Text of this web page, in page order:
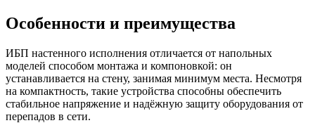
Особенности и преимущества
ИБП настенного исполнения отличается от напольных
моделей способом монтажа и компоновкой: он
устанавливается на стену, занимая минимум места. Несмотря
на компактность, такие устройства способны обеспечить
стабильное напряжение и надёжную защиту оборудования от
перепадов в сети.